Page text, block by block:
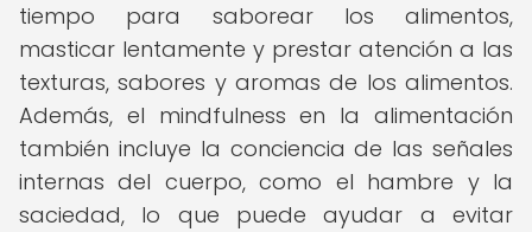
tiempo para saborear los alimentos,
masticar lentamente y prestar atención a las
texturas, sabores y aromas de los alimentos.
Además, el mindfulness en la alimentación
también incluye la conciencia de las señales
internas del cuerpo, como el hambre y la
saciedad, lo que puede ayudar a evitar